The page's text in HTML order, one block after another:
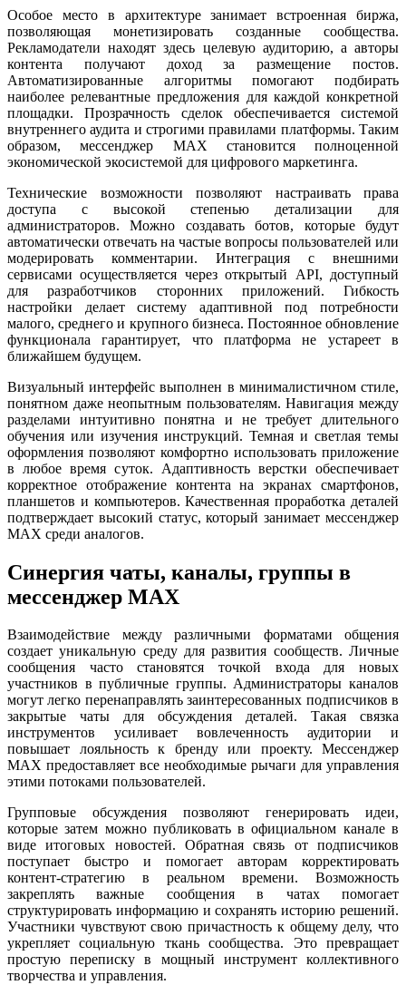
Особое место в архитектуре занимает встроенная биржа,
позволяющая монетизировать созданные сообщества.
Рекламодатели находят здесь целевую аудиторию, а авторы
контента получают доход за размещение постов.
Автоматизированные алгоритмы помогают подбирать
наиболее релевантные предложения для каждой конкретной
площадки. Прозрачность сделок обеспечивается системой
внутреннего аудита и строгими правилами платформы. Таким
образом, мессенджер MAX становится полноценной
экономической экосистемой для цифрового маркетинга.
Технические возможности позволяют настраивать права
доступа с высокой степенью детализации для
администраторов. Можно создавать ботов, которые будут
автоматически отвечать на частые вопросы пользователей или
модерировать комментарии. Интеграция с внешними
сервисами осуществляется через открытый API, доступный
для разработчиков сторонних приложений. Гибкость
настройки делает систему адаптивной под потребности
малого, среднего и крупного бизнеса. Постоянное обновление
функционала гарантирует, что платформа не устареет в
ближайшем будущем.
Визуальный интерфейс выполнен в минималистичном стиле,
понятном даже неопытным пользователям. Навигация между
разделами интуитивно понятна и не требует длительного
обучения или изучения инструкций. Темная и светлая темы
оформления позволяют комфортно использовать приложение
в любое время суток. Адаптивность верстки обеспечивает
корректное отображение контента на экранах смартфонов,
планшетов и компьютеров. Качественная проработка деталей
подтверждает высокий статус, который занимает мессенджер
MAX среди аналогов.
Синергия чаты, каналы, группы в
мессенджер MAX
Взаимодействие между различными форматами общения
создает уникальную среду для развития сообществ. Личные
сообщения часто становятся точкой входа для новых
участников в публичные группы. Администраторы каналов
могут легко перенаправлять заинтересованных подписчиков в
закрытые чаты для обсуждения деталей. Такая связка
инструментов усиливает вовлеченность аудитории и
повышает лояльность к бренду или проекту. Мессенджер
MAX предоставляет все необходимые рычаги для управления
этими потоками пользователей.
Групповые обсуждения позволяют генерировать идеи,
которые затем можно публиковать в официальном канале в
виде итоговых новостей. Обратная связь от подписчиков
поступает быстро и помогает авторам корректировать
контент-стратегию в реальном времени. Возможность
закреплять важные сообщения в чатах помогает
структурировать информацию и сохранять историю решений.
Участники чувствуют свою причастность к общему делу, что
укрепляет социальную ткань сообщества. Это превращает
простую переписку в мощный инструмент коллективного
творчества и управления.